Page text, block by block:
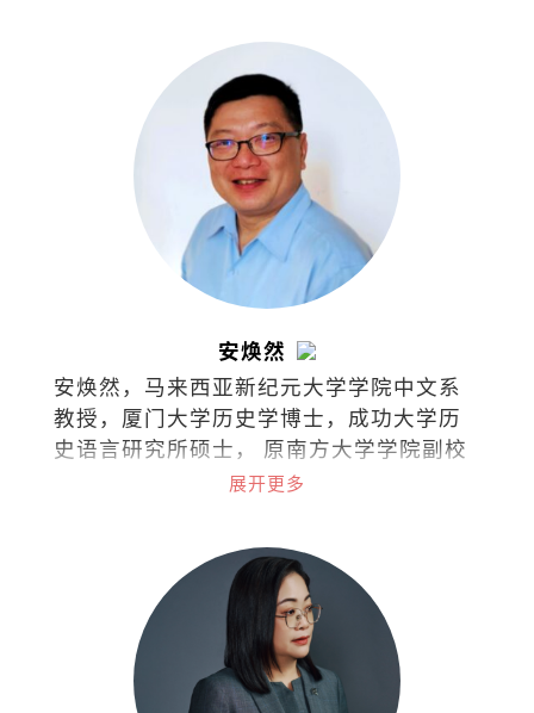
安焕然
安焕然，马来西亚新纪元大学学院中文系
教授，厦门大学历史学博士，成功大学历
史语言研究所硕士， 原南方大学学院副校
长。著有著作有《乡土. 饮食.与记忆：跨
洋：海南人的历史与文化》、《小国崛
起：满剌加与明代朝贡体制》、《边缘评
论：文化漫步》、《边缘评论：吾土吾
民》、《文化新山：华人社会文化研
究》、《古代马中文化交流史论集》、
《本土与中国学术论文集》等作品。
展开更多